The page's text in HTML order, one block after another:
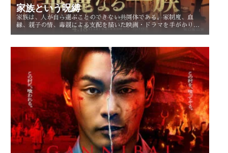
家族という呪縛
家族は、人が自ら選ぶことのできない共同体である。家制度、血
縁、親子の情、毒親による支配を描いた映画・ドラマを手がかり